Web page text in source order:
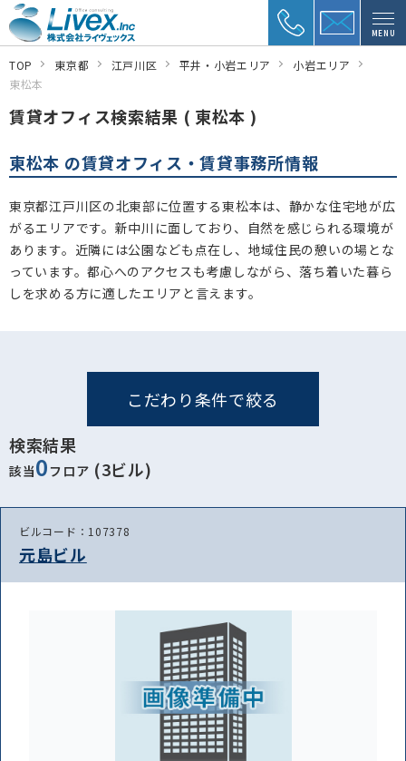
MENU
TOP 東京都 江戸川区 平井・小岩エリア
小岩エリア
東松本
賃貸オフィス検索結果 ( 東松本 )
東松本 の賃貸オフィス・賃貸事務所情報
東京都江戸川区の北東部に位置する東松本は、静かな住宅地が広
がるエリアです。新中川に面しており、自然を感じられる環境が
あります。近隣には公園なども点在し、地域住民の憩いの場とな
っています。都心へのアクセスも考慮しながら、落ち着いた暮ら
しを求める方に適したエリアと言えます。
こだわり条件で絞る
検索結果
該当0 フロア (3ビル)
ビルコード：107378
元島ビル